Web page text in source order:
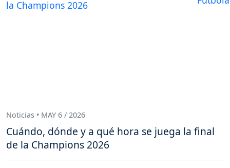
Noticias • MAY 6 / 2026
Cuándo, dónde y a qué hora se juega la final
de la Champions 2026